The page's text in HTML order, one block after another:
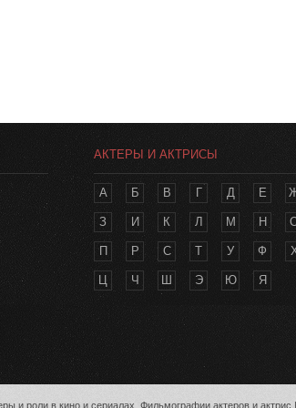
АКТЕРЫ И АКТРИСЫ
А Б В Г Д Е
З И К Л М Н
П Р С Т У Ф
Ц Ч Ш Э Ю Я
и роли в кино и сериалах. Фильмографии актеров и актрис